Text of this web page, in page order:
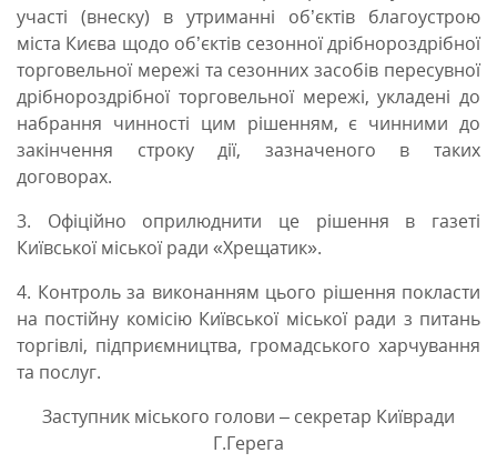
участі (внеску) в утриманні об’єктів благоустрою
міста Києва щодо об’єктів сезонної дрібнороздрібної
торговельної мережі та сезонних засобів пересувної
дрібнороздрібної торговельної мережі, укладені до
набрання чинності цим рішенням, є чинними до
закінчення строку дії, зазначеного в таких
договорах.
3. Офіційно оприлюднити це рішення в газеті
Київської міської ради «Хрещатик».
4. Контроль за виконанням цього рішення покласти
на постійну комісію Київської міської ради з питань
торгівлі, підприємництва, громадського харчування
та послуг.
Заступник міського голови – секретар Київради
Г.Герега